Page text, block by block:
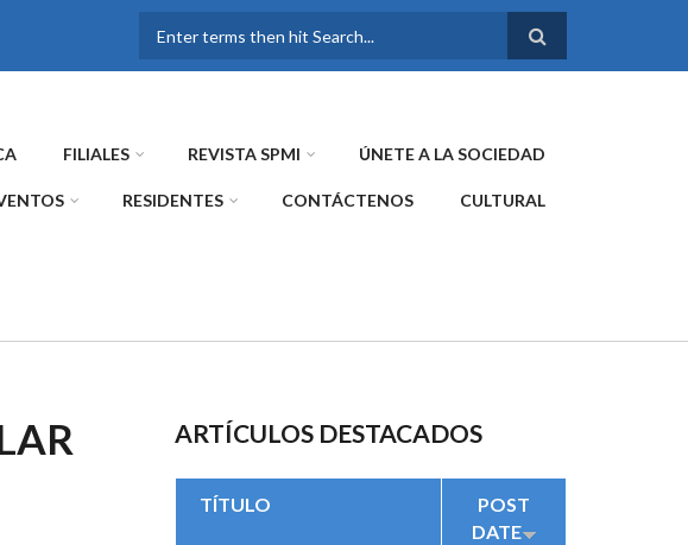
FORMULARIO DE
FILIALES REVISTA SPMI ÚNETE A LA SOCIEDAD
RESIDENTES CONTÁCTENOS CULTURAL
ARTÍCULOS DESTACADOS
TÍTULO
POST
DATE